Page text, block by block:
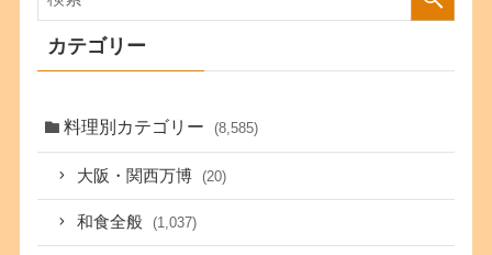
カテゴリー
料理別カテゴリー (8,585)
大阪・関西万博 (20)
和食全般 (1,037)